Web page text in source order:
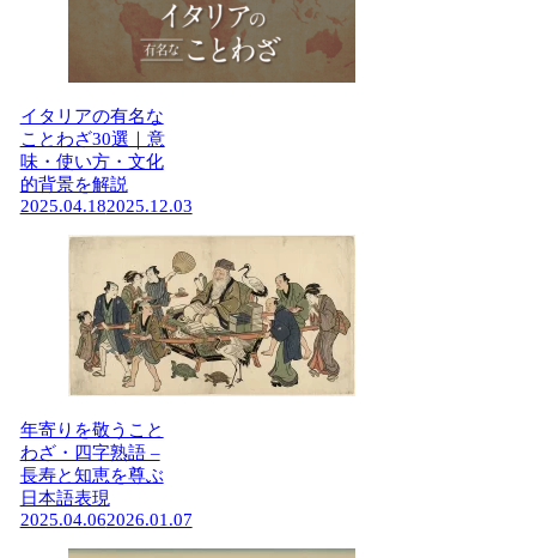
イタリアの有名な
ことわざ30選｜意
味・使い方・文化
的背景を解説
2025.04.182025.12.03
年寄りを敬うこと
わざ・四字熟語 –
長寿と知恵を尊ぶ
日本語表現
2025.04.062026.01.07